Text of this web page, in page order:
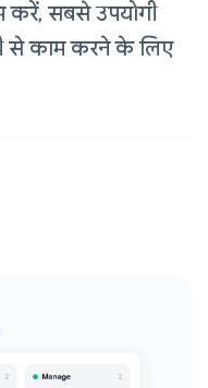
करें, सबसे उपयोगी
से काम करने के लिए